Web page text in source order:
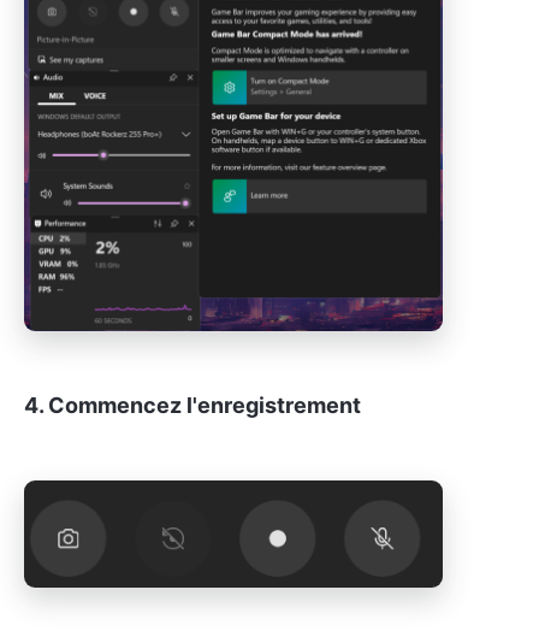
4. Commencez l'enregistrement